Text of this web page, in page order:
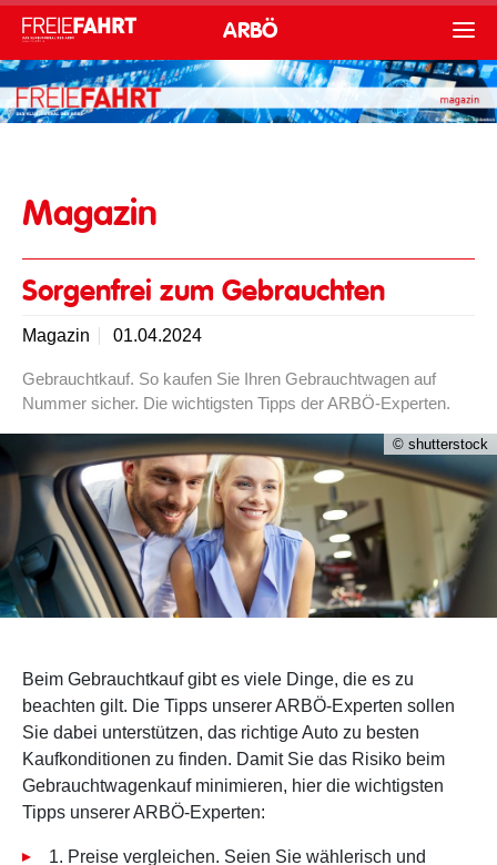
ARBÖ
Magazin
Sorgenfrei zum Gebrauchten
Magazin 01.04.2024
Gebrauchtkauf. So kaufen Sie Ihren Gebrauchtwagen auf
Nummer sicher. Die wichtigsten Tipps der ARBÖ-Experten.
© shutterstock
Beim Gebrauchtkauf gibt es viele Dinge, die es zu
beachten gilt. Die Tipps unserer ARBÖ-Experten sollen
Sie dabei unterstützen, das richtige Auto zu besten
Kaufkonditionen zu finden. Damit Sie das Risiko beim
Gebrauchtwagenkauf minimieren, hier die wichtigsten
Tipps unserer ARBÖ-Experten:
1. Preise vergleichen. Seien Sie wählerisch und